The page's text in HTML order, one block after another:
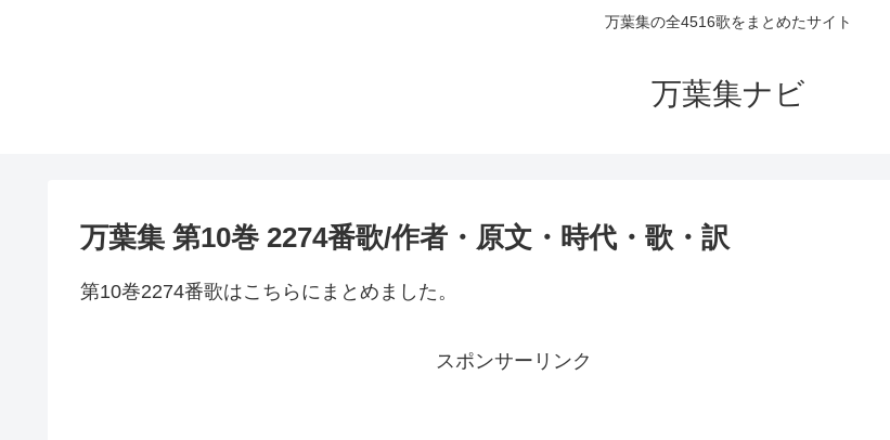
万葉集の全4516歌をまとめたサイト
万葉集ナビ
万葉集 第10巻 2274番歌/作者・原文・時代・歌・訳
第10巻2274番歌はこちらにまとめました。
スポンサーリンク